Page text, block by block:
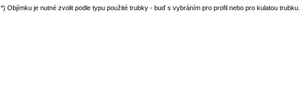
*) Objímku je nutné zvolit podle typu použité trubky - buď s vybráním pro profil nebo pro kulatou trubku.